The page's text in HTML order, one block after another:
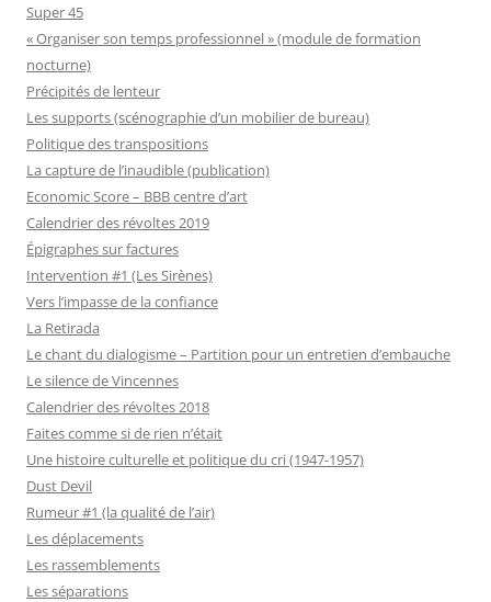
Super 45
« Organiser son temps professionnel » (module de formation
nocturne)
Précipités de lenteur
Les supports (scénographie d’un mobilier de bureau)
Politique des transpositions
La capture de l’inaudible (publication)
Economic Score – BBB centre d’art
Calendrier des révoltes 2019
Épigraphes sur factures
Intervention #1 (Les Sirènes)
Vers l’impasse de la confiance
La Retirada
Le chant du dialogisme – Partition pour un entretien d’embauche
Le silence de Vincennes
Calendrier des révoltes 2018
Faites comme si de rien n’était
Une histoire culturelle et politique du cri (1947-1957)
Dust Devil
Rumeur #1 (la qualité de l’air)
Les déplacements
Les rassemblements
Les séparations